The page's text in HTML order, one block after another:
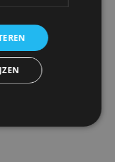
krijgt atmosferische V8 en
leuker